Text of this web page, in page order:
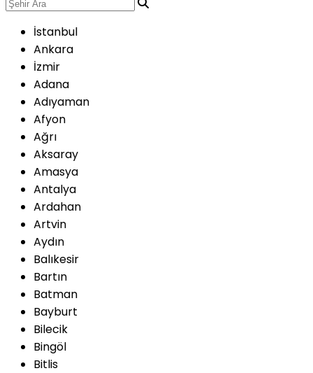
İstanbul
Ankara
İzmir
Adana
Adıyaman
Afyon
Ağrı
Aksaray
Amasya
Antalya
Ardahan
Artvin
Aydın
Balıkesir
Bartın
Batman
Bayburt
Bilecik
Bingöl
Bitlis